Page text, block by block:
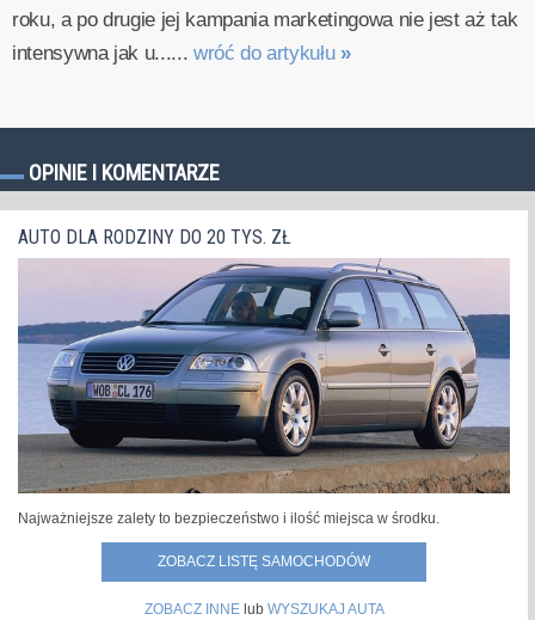
roku, a po drugie jej kampania marketingowa nie jest aż tak
intensywna jak u...... wróć do artykułu »
OPINIE I KOMENTARZE
AUTO DLA RODZINY DO 20 TYS. ZŁ
Najważniejsze zalety to bezpieczeństwo i ilość miejsca w środku.
ZOBACZ LISTĘ SAMOCHODÓW
ZOBACZ INNElub WYSZUKAJ AUTA